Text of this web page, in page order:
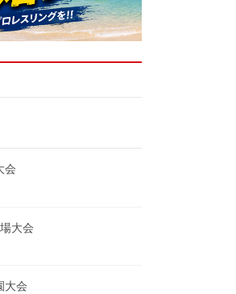
会
大会
大会